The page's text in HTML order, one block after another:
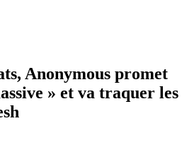
Anonymous promet
» et va traquer les